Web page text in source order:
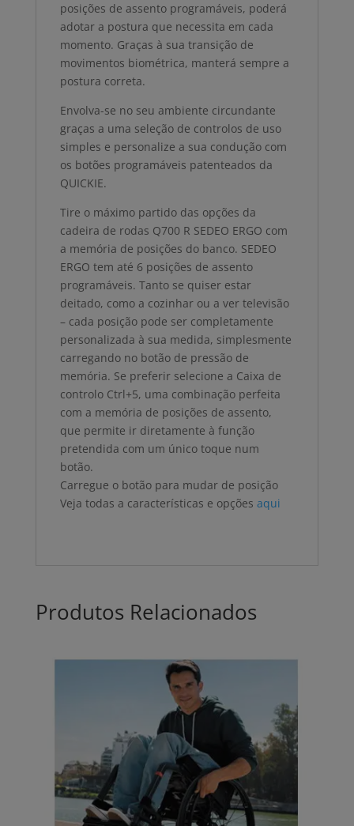
posições de assento programáveis, poderá
adotar a postura que necessita em cada
momento. Graças à sua transição de
movimentos biométrica, manterá sempre a
postura correta.
Envolva-se no seu ambiente circundante
graças a uma seleção de controlos de uso
simples e personalize a sua condução com
os botões programáveis patenteados da
QUICKIE.
Tire o máximo partido das opções da
cadeira de rodas Q700 R SEDEO ERGO com
a memória de posições do banco. SEDEO
ERGO tem até 6 posições de assento
programáveis. Tanto se quiser estar
deitado, como a cozinhar ou a ver televisão
– cada posição pode ser completamente
personalizada à sua medida, simplesmente
carregando no botão de pressão de
memória. Se preferir selecione a Caixa de
controlo Ctrl+5, uma combinação perfeita
com a memória de posições de assento,
que permite ir diretamente à função
pretendida com um único toque num
botão.
Carregue o botão para mudar de posição
Veja todas a características e opções aqui
Produtos Relacionados